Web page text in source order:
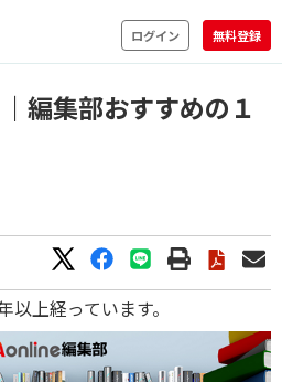
ログイン 無料登録
編集部おすすめの１
上経っています。